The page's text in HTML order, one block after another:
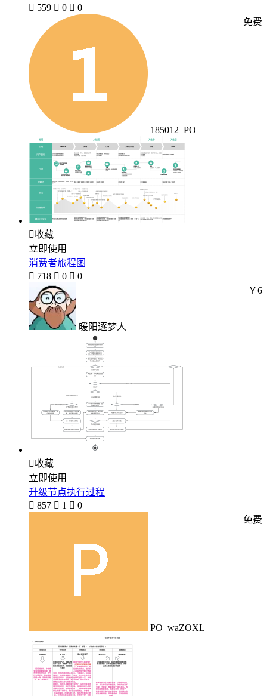
 559  0  0
185012_PO
免费
收藏
立即使用
消费者旅程图
 718  0  0
暖阳逐梦人
￥6
收藏
立即使用
升级节点执行过程
 857  1  0
PO_waZOXL
免费